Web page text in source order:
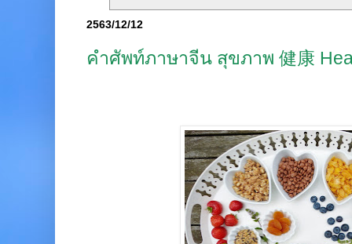
2563/12/12
คำศัพท์ภาษาจีน สุขภาพ 健康